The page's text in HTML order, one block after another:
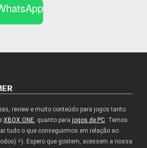
review e muito conteúdo para jogos tanto
XBOX ONE, quanto para jogos de PC. Temos
tudo o que conseguirmos em relação ao
=). Espero que gostem, acessem a nossa